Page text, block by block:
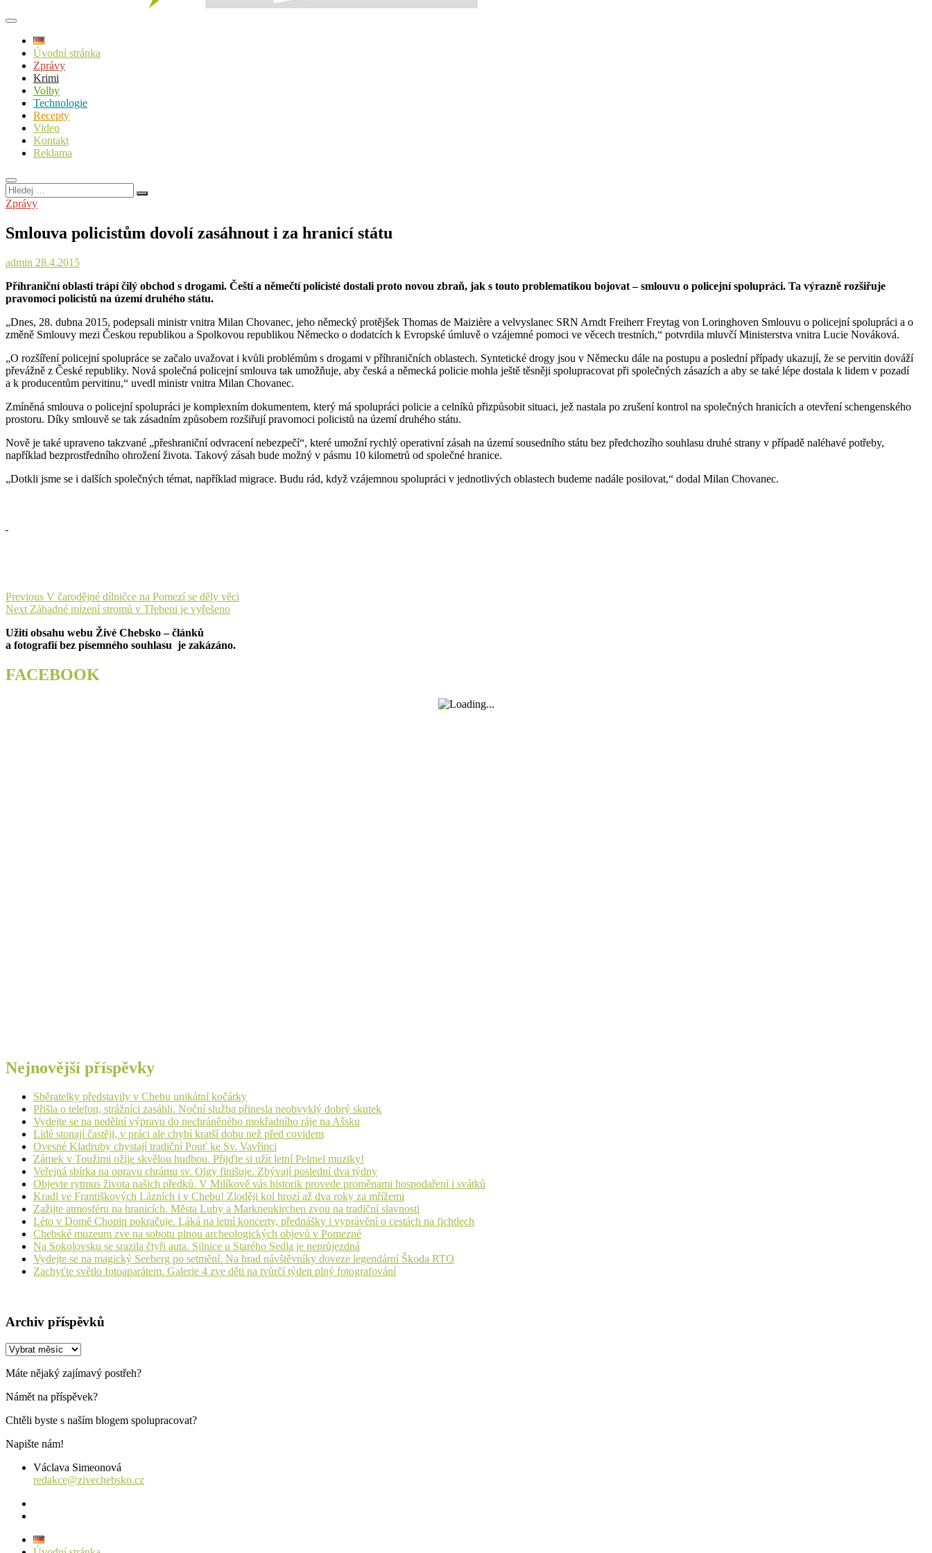
Úvodní stránka
Zprávy
Krimi
Volby
Technologie
Recepty
Video
Kontakt
Reklama
Hledej
…
Zprávy
Smlouva policistům dovolí zasáhnout i za hranicí státu
admin 28.4.2015
Příhraniční oblasti trápí čilý obchod s drogami. Čeští a němečtí policisté dostali proto novou zbraň, jak s touto problematikou bojovat – smlouvu o policejní spolupráci. Ta výrazně rozšiřuje
pravomoci policistů na území druhého státu.
„Dnes, 28. dubna 2015, podepsali ministr vnitra Milan Chovanec, jeho německý protějšek Thomas de Maizière a velvyslanec SRN Arndt Freiherr Freytag von Loringhoven Smlouvu o policejní spolupráci a o
změně Smlouvy mezi Českou republikou a Spolkovou republikou Německo o dodatcích k Evropské úmluvě o vzájemné pomoci ve věcech trestních,“ potvrdila mluvčí Ministerstva vnitra Lucie Nováková.
„O rozšíření policejní spolupráce se začalo uvažovat i kvůli problémům s drogami v příhraničních oblastech. Syntetické drogy jsou v Německu dále na postupu a poslední případy ukazují, že se pervitin dováží
převážně z České republiky. Nová společná policejní smlouva tak umožňuje, aby česká a německá policie mohla ještě těsněji spolupracovat při společných zásazích a aby se také lépe dostala k lidem v pozadí
a k producentům pervitinu,“ uvedl ministr vnitra Milan Chovanec.
Zmíněná smlouva o policejní spolupráci je komplexním dokumentem, který má spolupráci policie a celníků přizpůsobit situaci, jež nastala po zrušení kontrol na společných hranicích a otevření schengenského
prostoru. Díky smlouvě se tak zásadním způsobem rozšiřují pravomoci policistů na území druhého státu.
Nově je také upraveno takzvané „přeshraniční odvracení nebezpečí“, které umožní rychlý operativní zásah na území sousedního státu bez předchozího souhlasu druhé strany v případě naléhavé potřeby,
například bezprostředního ohrožení života. Takový zásah bude možný v pásmu 10 kilometrů od společné hranice.
„Dotkli jsme se i dalších společných témat, například migrace. Budu rád, když vzájemnou spolupráci v jednotlivých oblastech budeme nadále posilovat,“ dodal Milan Chovanec.
Navigace
pro
příspěvek
Previous Previous
post:
V čarodějné dílničce na Pomezí se děly věci
Next Next
Záhadné mizení stromů v Třebeni je vyřešeno
Užití obsahu webu Živé Chebsko – článků
a fotografií bez písemného souhlasu je zakázáno.
FACEBOOK
Nejnovější příspěvky
Sběratelky představily v Chebu unikátní kočárky
Přišla o telefon, strážníci zasáhli. Noční služba přinesla neobvyklý dobrý skutek
Vydejte se na nedělní výpravu do nechráněného mokřadního ráje na Ašsku
Lidé stonají častěji, v práci ale chybí kratší dobu než před covidem
Ovesné Kladruby chystají tradiční Pouť ke Sv. Vavřinci
Zámek v Toužimi ožije skvělou hudbou. Přijďte si užít letní Pelmel muziky!
Veřejná sbírka na opravu chrámu sv. Olgy finišuje. Zbývají poslední dva týdny
Objevte rytmus života našich předků. V Milíkově vás historik provede proměnami hospodaření i svátků
Kradl ve Františkových Lázních i v Chebu! Zloději kol hrozí až dva roky za mřížemi
Zažijte atmosféru na hranicích. Města Luby a Markneukirchen zvou na tradiční slavnosti
Léto v Domě Chopin pokračuje. Láká na letní koncerty, přednášky i vyprávění o cestách na fichtlech
Chebské muzeum zve na sobotu plnou archeologických objevů v Pomezné
Na Sokolovsku se srazila čtyři auta. Silnice u Starého Sedla je neprůjezdná
Vydejte se na magický Seeberg po setmění. Na hrad návštěvníky doveze legendární Škoda RTO
Zachyťte světlo fotoaparátem. Galerie 4 zve děti na tvůrčí týden plný fotografování
Archiv příspěvků
Archiv
Máte nějaký zajímavý postřeh?
Námět na příspěvek?
Chtěli byste s naším blogem spolupracovat?
Napište nám!
Václava Simeonová
redakce@zivechebsko.cz